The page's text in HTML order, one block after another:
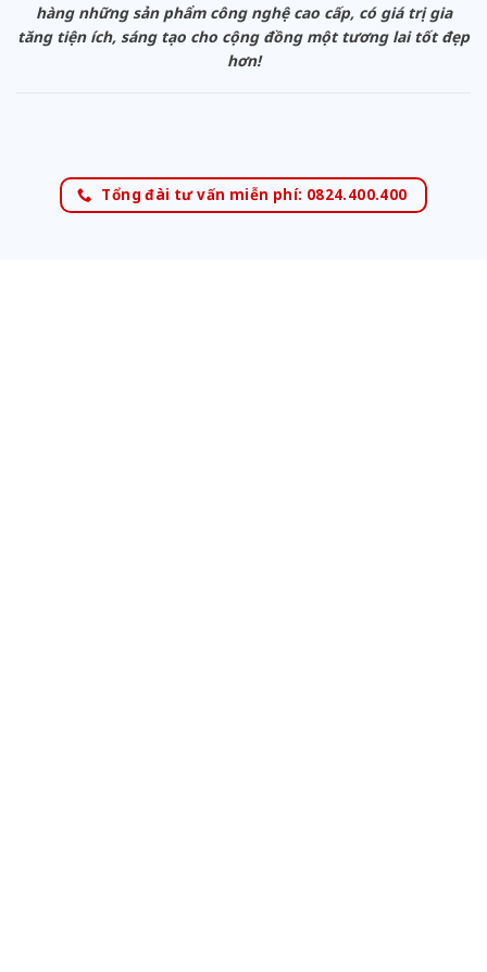
hàng những sản phẩm công nghệ cao cấp, có giá trị gia
tăng tiện ích, sáng tạo cho cộng đồng một tương lai tốt đẹp
hơn!
Tổng đài tư vấn miễn phí: 0824.400.400